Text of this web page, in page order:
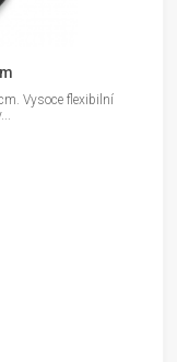
Vysoce flexibilní